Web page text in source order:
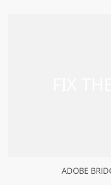
ADOBE